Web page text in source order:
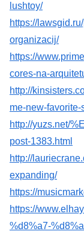
lushtoy/
https://
organizacij/
https://
cores-na-
http://
me-new-
http://yuzs.net/
post-1383.html
http://
expanding/
https://
https://
%d8%a7-